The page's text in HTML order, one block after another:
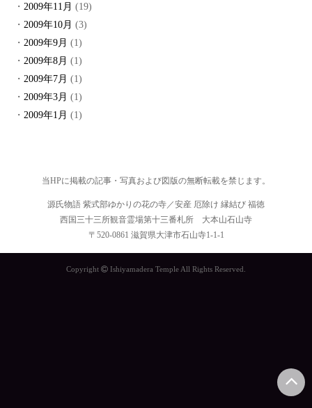
2009年11月 (19)
2009年10月 (3)
2009年9月 (1)
2009年8月 (1)
2009年7月 (1)
2009年3月 (1)
2009年1月 (1)
当HPに掲載の記事・写真および図版の無断転載を禁じます。
源氏物語 紫式部ゆかりの花の寺／安産 厄除け 縁結び 福徳
西国三十三所観音霊場第十三番札所 大本山石山寺
〒520-0861 滋賀県大津市石山寺1-1-1
Copyright Ishiyamadera Temple All Rights Reserved.